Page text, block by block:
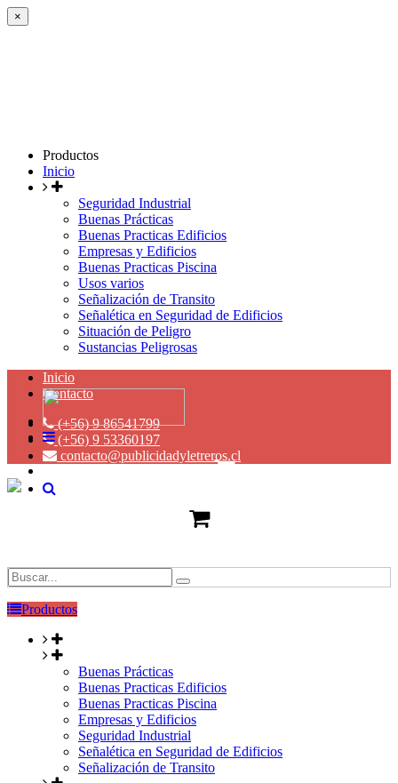
×
Productos
Inicio
Seguridad Industrial
Buenas Prácticas
Buenas Practicas Edificios
Empresas y Edificios
Buenas Practicas Piscina
Usos varios
Señalización de Transito
Señalética en Seguridad de Edificios
Situación de Peligro
Sustancias Peligrosas
Inicio
Contacto
(+56) 9 86541799
(+56) 9 53360197
contacto@publicidadyletreros.cl
Productos
Buenas Prácticas
Buenas Practicas Edificios
Buenas Practicas Piscina
Empresas y Edificios
Seguridad Industrial
Señalética en Seguridad de Edificios
Señalización de Transito